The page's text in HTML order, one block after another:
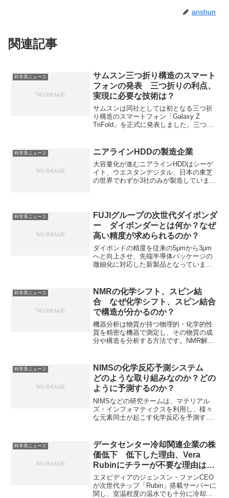
anshun
関連記事
科学系ニュース
サムスン三つ折り構造のスマート
フォンの発表 三つ折りの利点、
実現に必要な技術は？
サムスンは同社としては初となる三つ折
り構造のスマートフォン「Galaxy Z
TriFold」を正式に発表しました。三つ折
ように製造できるのかをしることができ
ます。
科学系ニュース ニアラインHDDの製造企業
大容量化が進むニアラインHDDはシーゲ
イト、ウエスタンデジタル、日本の東芝
の世界でわずか3社のみが製造していま
科学系ニュース
FUJIグループの次世代ダイボンダ
ー ダイボンダーとは何か？なぜ
高い精度が求められるのか？
ダイボンドの精度を従来の5μmから3μm
へと向上させ、先端半導体パッケージの
微細化に対応した新製品となっていま
ます。
科学系ニュース
NMRの化学シフト、スピン結
合 なぜ化学シフト、スピン結合
で構造が分かるのか？
機器分析は物質が持つ物理的・化学的性
質を精密な機器で測定し、その物質の成
分や構造を分析する方法です。NMR解析
パーツ同士の繋がりを確認しています。
化学シフトとスピン結合とはなにかを知
ることができます。
科学系ニュース
NIMSの化学反応予測システム
どのような取り組みなのか？どの
ように予測するのか？
NIMSなどの研究チームは、マテリアル
ズ・インフォマティクスを利用し、様々
な元素同士が起こす化学反応を予測する
知ることができます。
科学系ニュース
データセンター冷却関連企業の株
価低下 低下した理由、Vera
Rubinにチラーが不要な理由は何
か？
エヌビディアのジェンスン・ファンCEO
が次世代チップ「Rubin」搭載サーバーに
関し、室温程度の温水でも十分に冷却可